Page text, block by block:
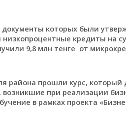
документы которых были
низкопроцентные кредиты на
9,8 млн тенге от
района прошли курс,
возникшие при реализации
в рамках проекта